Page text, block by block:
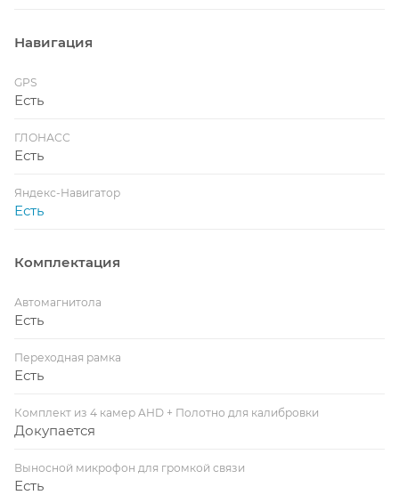
Навигация
GPS
Есть
ГЛОНАСС
Есть
Яндекс-Навигатор
Есть
Комплектация
Автомагнитола
Есть
Переходная рамка
Есть
Комплект из 4 камер AHD + Полотно для калибровки
Докупается
Выносной микрофон для громкой связи
Есть